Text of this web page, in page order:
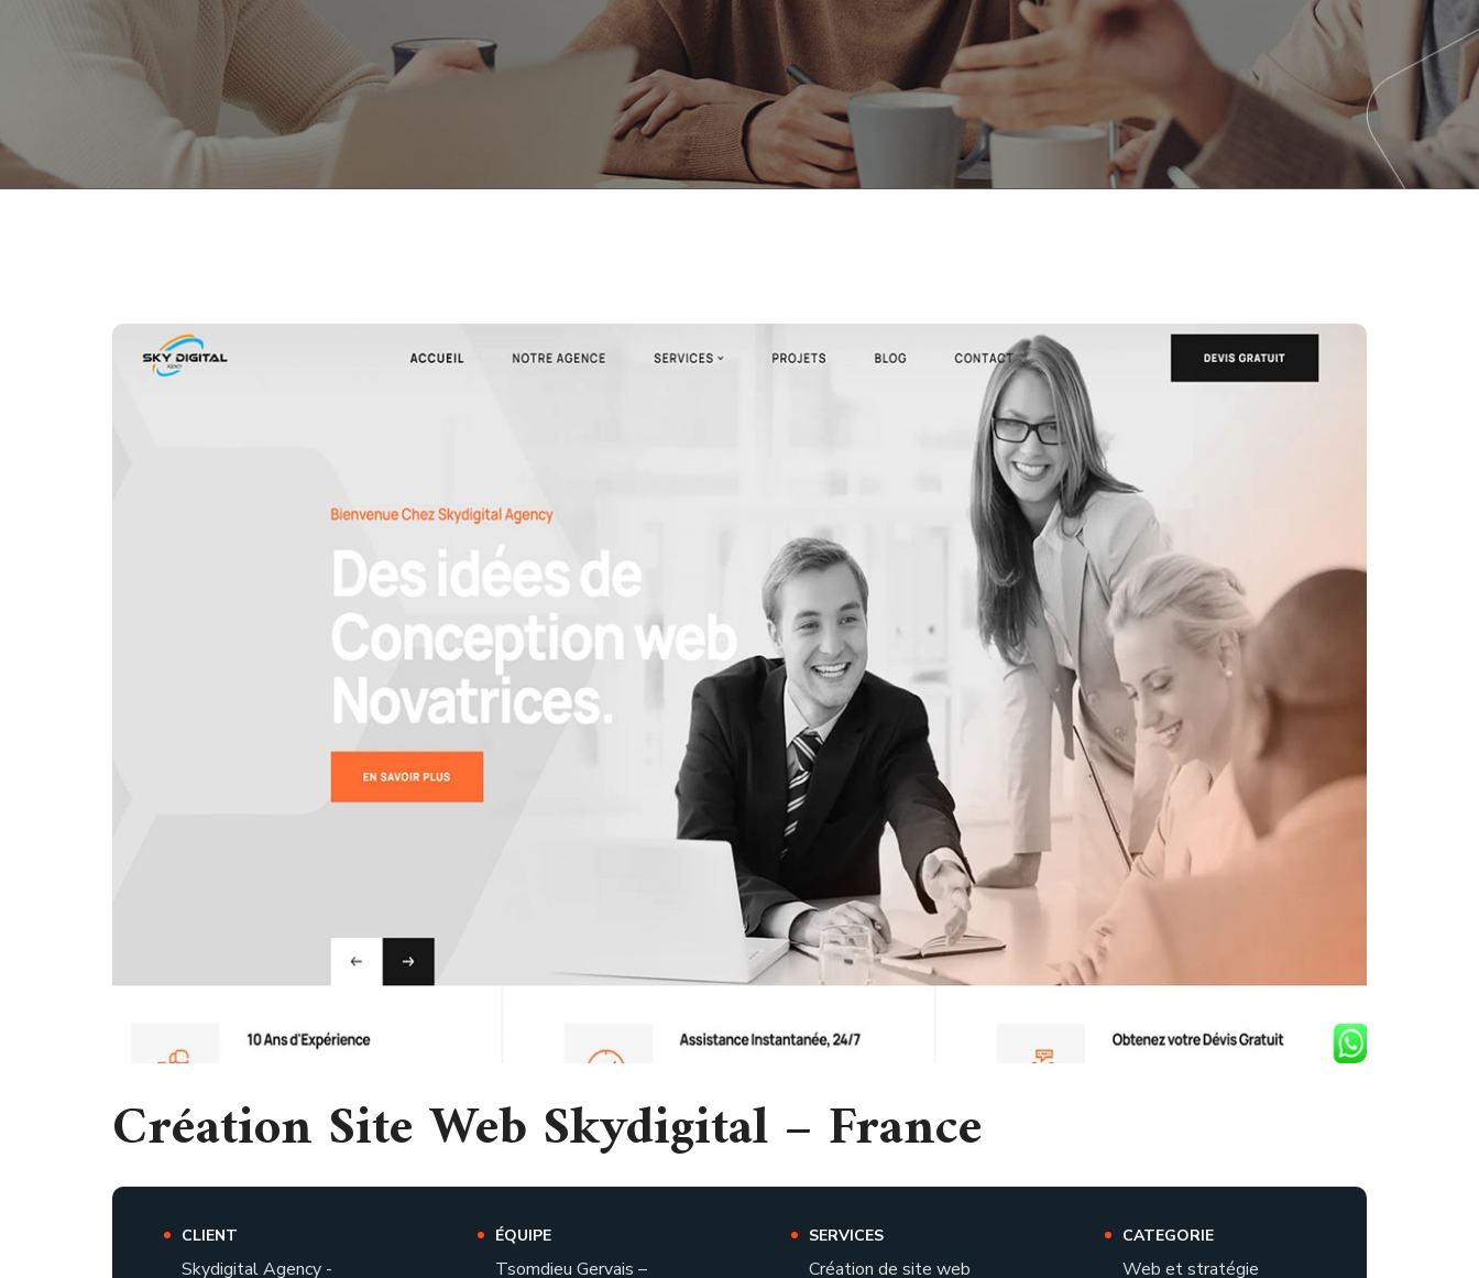
Création Site Web Skydigital – France
CLIENT
Skydigital Agency -
ÉQUIPE
Tsomdieu Gervais –
SERVICES
Création de site web
CATEGORIE
Web et stratégie